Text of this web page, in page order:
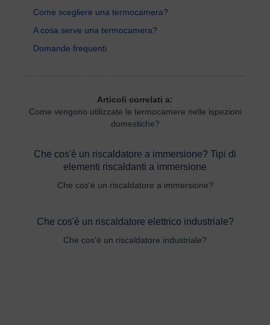
Come scegliere una termocamera?
A cosa serve una termocamera?
Domande frequenti
Articoli correlati a:
Come vengono utilizzate le termocamere nelle ispezioni
domestiche?
Che cos'è un riscaldatore a immersione? Tipi di
elementi riscaldanti a immersione
Che cos'è un riscaldatore a immersione?
Che cos'è un riscaldatore elettrico industriale?
Che cos'è un riscaldatore industriale?